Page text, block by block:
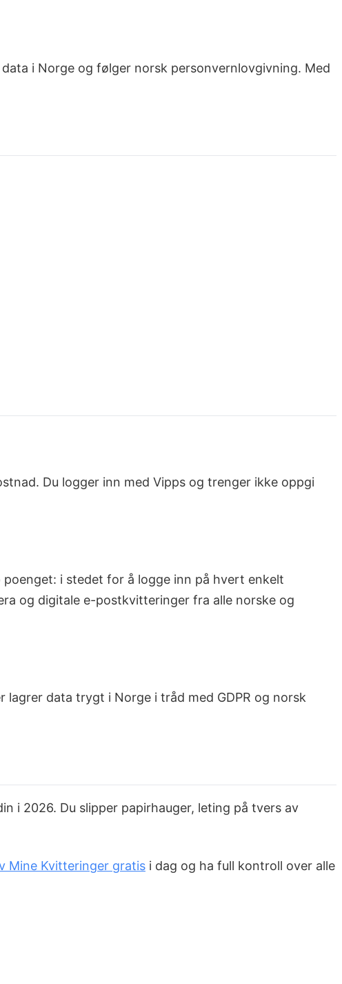
i Norge og følger norsk personvernlovgivning. Med
Du logger inn med Vipps og trenger ikke oppgi
i stedet for å logge inn på hvert enkelt
og digitale e-postkvitteringer fra alle norske og
data trygt i Norge i tråd med GDPR og norsk
i 2026. Du slipper papirhauger, leting på tvers av
Mine Kvitteringer gratis i dag og ha full kontroll over alle